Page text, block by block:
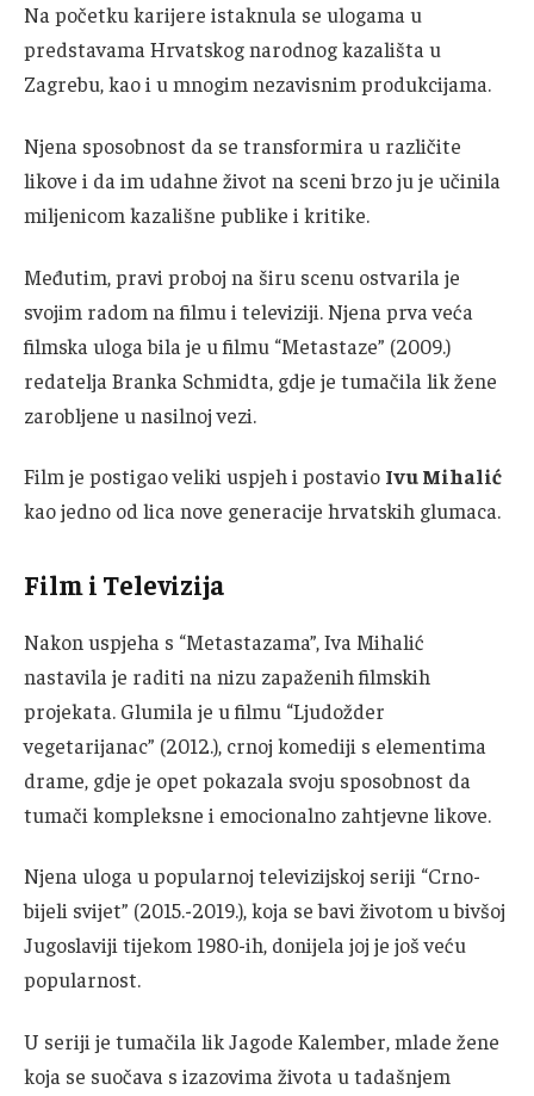
Na početku karijere istaknula se ulogama u
predstavama Hrvatskog narodnog kazališta u
Zagrebu, kao i u mnogim nezavisnim produkcijama.
Njena sposobnost da se transformira u različite
likove i da im udahne život na sceni brzo ju je učinila
miljenicom kazališne publike i kritike.
Međutim, pravi proboj na širu scenu ostvarila je
svojim radom na filmu i televiziji. Njena prva veća
filmska uloga bila je u filmu “Metastaze” (2009.)
redatelja Branka Schmidta, gdje je tumačila lik žene
zarobljene u nasilnoj vezi.
Film je postigao veliki uspjeh i postavio Ivu Mihalić
kao jedno od lica nove generacije hrvatskih glumaca.
Film i Televizija
Nakon uspjeha s “Metastazama”, Iva Mihalić
nastavila je raditi na nizu zapaženih filmskih
projekata. Glumila je u filmu “Ljudožder
vegetarijanac” (2012.), crnoj komediji s elementima
drame, gdje je opet pokazala svoju sposobnost da
tumači kompleksne i emocionalno zahtjevne likove.
Njena uloga u popularnoj televizijskoj seriji “Crno-
bijeli svijet” (2015.-2019.), koja se bavi životom u bivšoj
Jugoslaviji tijekom 1980-ih, donijela joj je još veću
popularnost.
U seriji je tumačila lik Jagode Kalember, mlade žene
koja se suočava s izazovima života u tadašnjem